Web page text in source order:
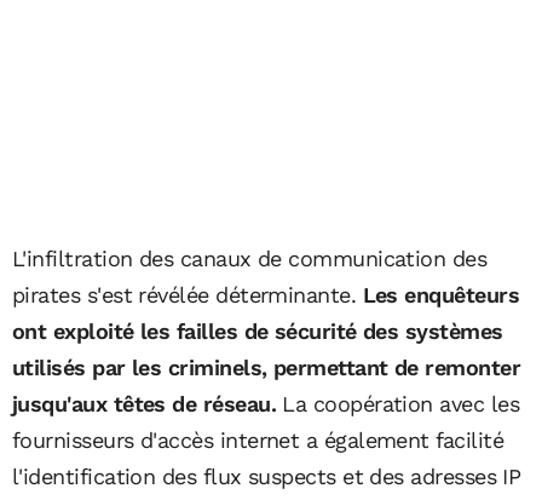
L'infiltration des canaux de communication des
pirates s'est révélée déterminante. Les enquêteurs
ont exploité les failles de sécurité des systèmes
utilisés par les criminels, permettant de remonter
jusqu'aux têtes de réseau.La coopération avec les
fournisseurs d'accès internet a également facilité
l'identification des flux suspects et des adresses IP